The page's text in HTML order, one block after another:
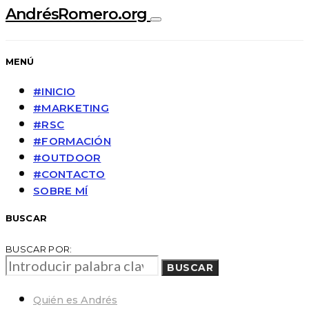
AndrésRomero.org
MENÚ
#INICIO
#MARKETING
#RSC
#FORMACIÓN
#OUTDOOR
#CONTACTO
SOBRE MÍ
BUSCAR
BUSCAR POR:
BUSCAR
Quién es Andrés